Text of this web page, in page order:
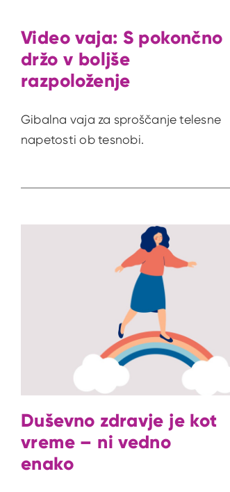
Video vaja: S pokončno
držo v boljše
razpoloženje
Gibalna vaja za sproščanje telesne
napetosti ob tesnobi.
Duševno zdravje je kot
vreme – ni vedno
enako